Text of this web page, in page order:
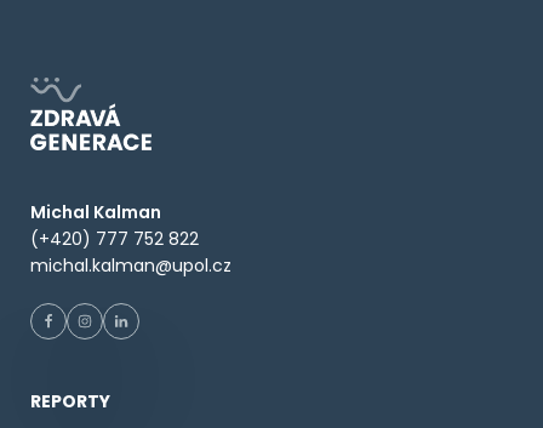
Michal Kalman
(+420) 777 752 822
michal.kalman@upol.cz
REPORTY